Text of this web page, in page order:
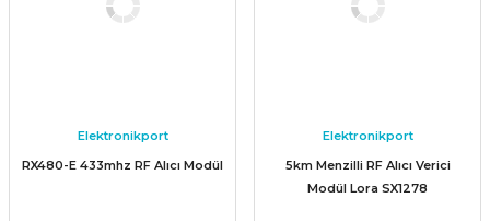
Elektronikport
RX480-E 433mhz RF Alıcı Modül
Elektronikport
5km Menzilli RF Alıcı Verici
Modül Lora SX1278